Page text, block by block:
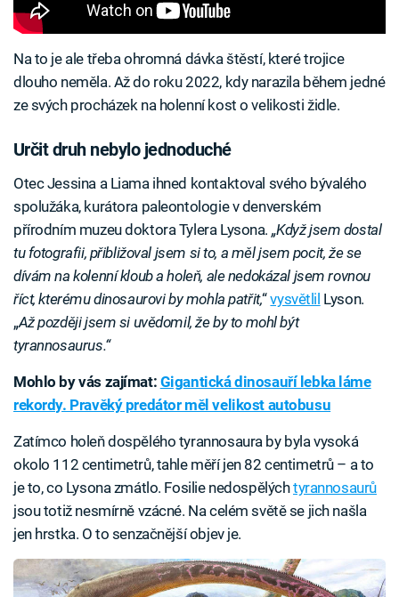
Na to je ale třeba ohromná dávka štěstí, které trojice
dlouho neměla. Až do roku 2022, kdy narazila během jedné
ze svých procházek na holenní kost o velikosti židle.
Určit druh nebylo jednoduché
Otec Jessina a Liama ihned kontaktoval svého bývalého
spolužáka, kurátora paleontologie v denverském
přírodním muzeu doktora Tylera Lysona. „Když jsem dostal
tu fotografii, přibližoval jsem si to, a měl jsem pocit, že se
dívám na kolenní kloub a holeň, ale nedokázal jsem rovnou
říct, kterému dinosaurovi by mohla patřit,“vysvětlil Lyson.
„Až později jsem si uvědomil, že by to mohl být
tyrannosaurus.“
Mohlo by vás zajímat: Gigantická dinosauří lebka láme
rekordy. Pravěký predátor měl velikost autobusu
Zatímco holeň dospělého tyrannosaura by byla vysoká
okolo 112 centimetrů, tahle měří jen 82 centimetrů – a to
je to, co Lysona zmátlo. Fosilie nedospělýchtyrannosaurů
jsou totiž nesmírně vzácné. Na celém světě se jich našla
jen hrstka. O to senzačnější objev je.